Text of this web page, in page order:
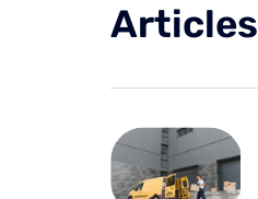
Articles